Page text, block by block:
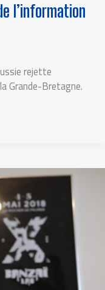
l’information
rejette
Grande-Bretagne.